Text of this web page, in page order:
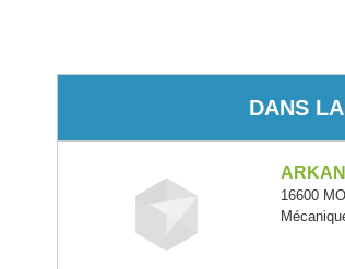
DANS
16600